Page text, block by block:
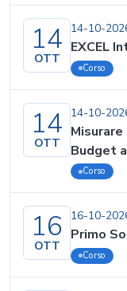
14
OTT
14-10-
EXCEL
Corso
14
OTT
14-10-
Budget
Corso
16
OTT
16-10-
Primo
Corso